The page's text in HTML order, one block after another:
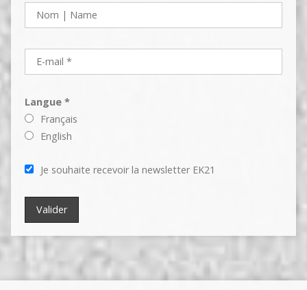
Langue *
Français
English
Je souhaite recevoir la newsletter EK21